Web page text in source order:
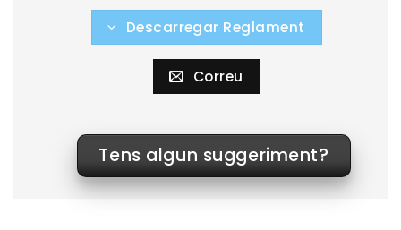
Descarregar Reglament
Correu
Tens algun suggeriment?